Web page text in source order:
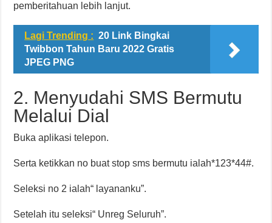
pemberitahuan lebih lanjut.
Lagi Trending : 20 Link Bingkai
Twibbon Tahun Baru 2022 Gratis
JPEG PNG
2. Menyudahi SMS Bermutu
Melalui Dial
Buka aplikasi telepon.
Serta ketikkan no buat stop sms bermutu ialah*123*44#.
Seleksi no 2 ialah“ layananku”.
Setelah itu seleksi“ Unreg Seluruh”.